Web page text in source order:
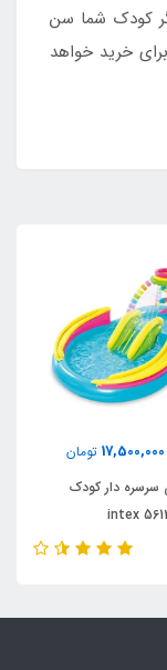
کودک شما سن
خرید خواهد
17,500,000 تومان
سرسره دار کودک